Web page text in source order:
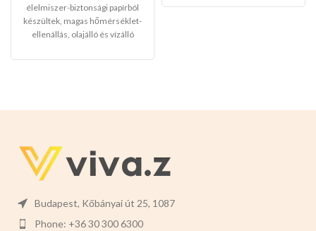
élelmiszer-biztonsági papírból
készültek, magas hőmérséklet-
ellenállás, olajálló és vízálló
többcélú, tökéletes torták,
Budapest, Kőbányai út 25, 1087
Phone: +36 30 300 6300